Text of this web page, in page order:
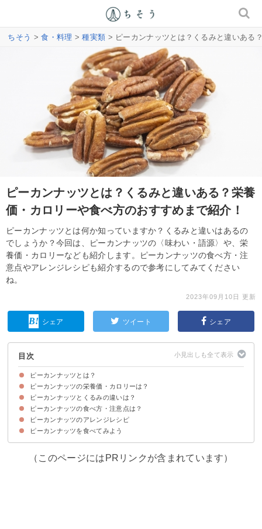
ちそう >食・料理 >種実類 > ピーカンナッツとは？くるみと違いある
ピーカンナッツとは？くるみと違いある？栄養
価・カロリーや食べ方のおすすめまで紹介！
ピーカンナッツとは何か知っていますか？くるみと違いはあるの
でしょうか？今回は、ピーカンナッツの〈味わい・語源〉や、栄
養価・カロリーなども紹介します。ピーカンナッツの食べ方・注
意点やアレンジレシピも紹介するので参考にしてみてください
ね。
2023年09月10日 更新
シェア ツイート シェア
目次
ピーカンナッツとは？
ピーカンナッツはペカンになる木の実
ピーカンナッツの味わい・風味
ピーカンナッツの栄養価・カロリーは？
ピーカンナッツのカロリー・糖質
ピーカンナッツの栄養価や効果・効能
ピーカンナッツとくるみの違いは？
①原産・発祥地
②味わい
③殻
ピーカンナッツの食べ方・注意点は？
ピーカンナッツはローストするのがおすすめ
ナッツアレルギーの人はピーカンナッツを食べるのに要注意
ピーカンナッツのアレンジレシピ
①ピーカンナッツとりんごのサラダ
②鶏もも肉とピーカンナッツの甘酢煮
③ピーカンナッツとフルーツのブレッド
④ピーカンパイ
ピーカンナッツを食べてみよう
（このページにはPRリンクが含まれています）